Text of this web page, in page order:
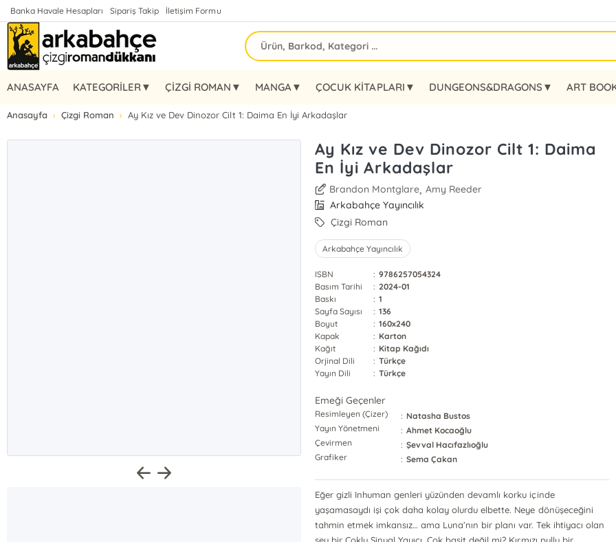
Banka Havale Hesapları Sipariş Takip İletişim Formu
ANASAYFA KATEGORİLER▼ ÇİZGİ ROMAN▼ MANGA▼ ÇOCUK KİTAPLARI▼ DUNGEONS&DRAGONS▼ ART
Anasayfa Çizgi Roman Ay Kız ve Dev Dinozor Cilt 1: Daima En İyi Arkadaşlar
Ay Kız ve Dev Dinozor Cilt 1: Daima
En İyi Arkadaşlar
Brandon Montglare, Amy Reeder
Arkabahçe Yayıncılık
Çizgi Roman
Arkabahçe Yayıncılık
ISBN : 9786257054324
Basım Tarihi
: 2024-01
Baskı
: 1
Sayfa Sayısı
: 136
Boyut
: 160x240
Kapak
: Karton
Kağıt
: Kitap Kağıdı
Orjinal Dili
: Türkçe
Yayın Dili
: Türkçe
Emeği Geçenler
Resimleyen (Çizer) : Natasha Bustos
Yayın Yönetmeni
: Ahmet Kocaoğlu
Çevirmen
: Şevval Hacıfazlıoğlu
Grafiker
: Sema Çakan
Eğer gizli Inhuman genleri yüzünden devamlı korku içinde
yaşamasaydı işi çok daha kolay olurdu elbette. Neye dönüşeceğini
tahmin etmek imkansız… ama Luna’nın bir planı var. Tek ihtiyacı olan